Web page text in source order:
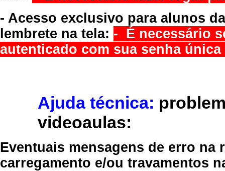
- Acesso exclusivo para alunos
lembrete na tela: - É necessário
autenticado com sua senha
Ajuda técnica:
videoaulas:
Eventuais mensagens de erro
carregamento e/ou travamentos